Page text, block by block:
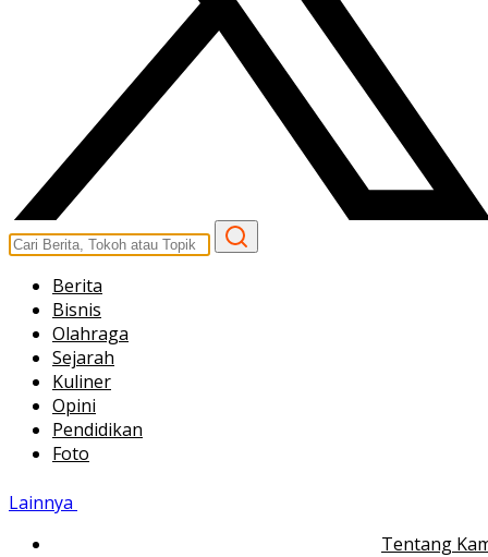
Berita
Bisnis
Olahraga
Sejarah
Kuliner
Opini
Pendidikan
Foto
Lainnya
Tentang